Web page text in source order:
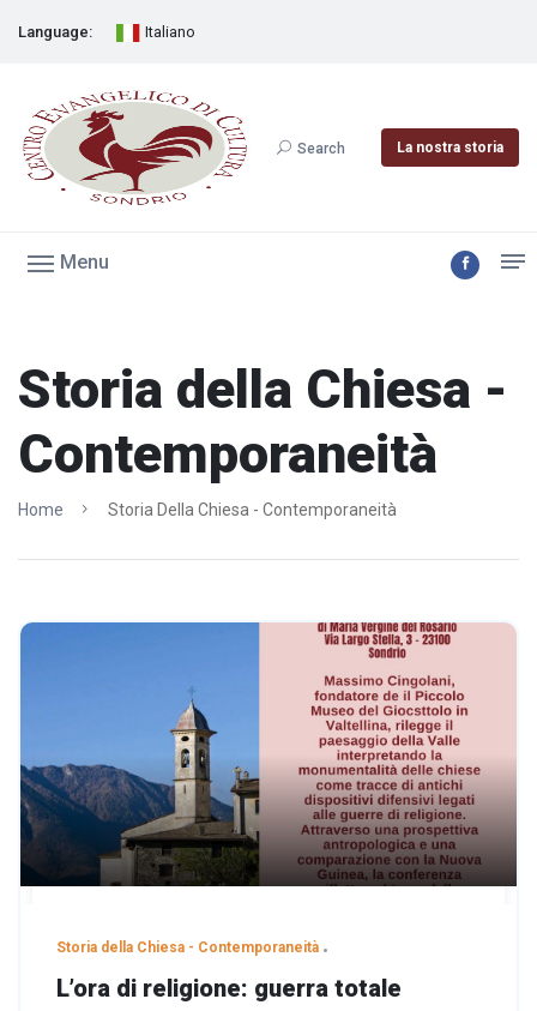
Language: Italiano
Search La nostra storia
Menu
Storia della Chiesa -
Contemporaneità
Home Storia Della Chiesa - Contemporaneità
Storia della Chiesa - Contemporaneità
L’ora di religione: guerra totale